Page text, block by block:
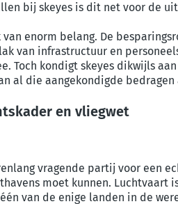
bij skeyes is dit net voor de
van enorm belang. De
van infrastructuur en
Toch kondigt skeyes dikwijls
al die aangekondigde
en vliegwet
vragende partij voor een
moet kunnen. Luchtvaart
van de enige landen in de